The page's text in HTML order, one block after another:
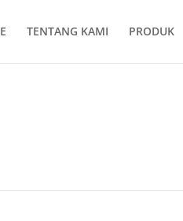
TENTANG KAMI PRODUK